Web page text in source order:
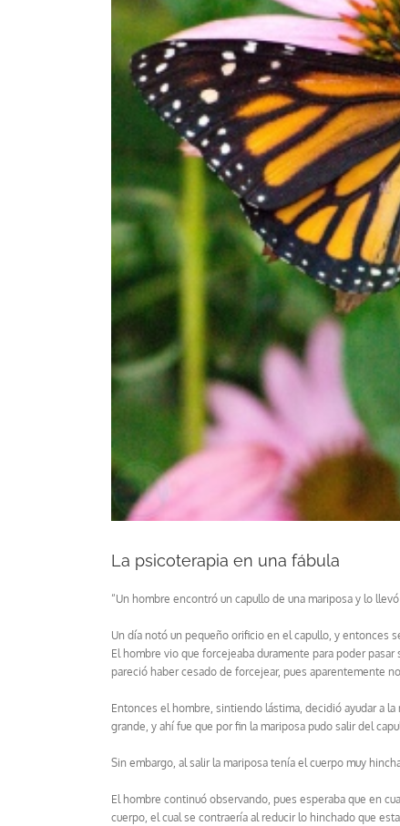
La psicoterapia en una fábula
“Un hombre encontró un capullo de una mariposa y lo
Un día notó un pequeño orificio en el capullo, y entonces
El hombre vio que forcejeaba duramente para poder
pareció haber cesado de forcejear, pues aparentemente
Entonces el hombre, sintiendo lástima, decidió ayudar a
grande, y ahí fue que por fin la mariposa pudo salir del
Sin embargo, al salir la mariposa tenía el cuerpo muy
El hombre continuó observando, pues esperaba que en
cuerpo, el cual se contraería al reducir lo hinchado que